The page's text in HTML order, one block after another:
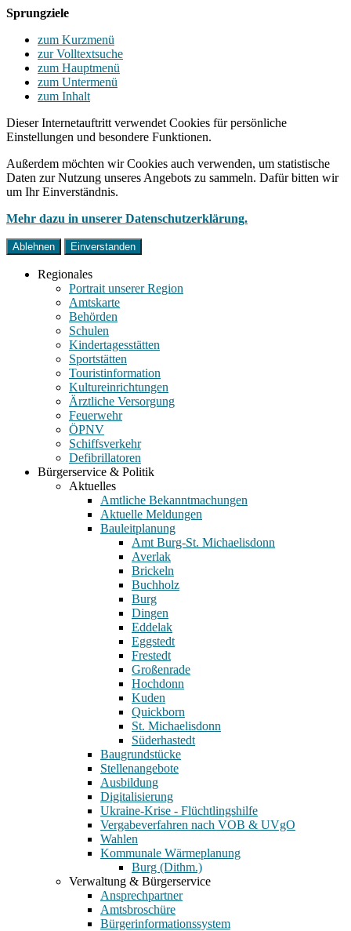
Sprungziele
zum Kurzmenü
zur Volltextsuche
zum Hauptmenü
zum Untermenü
zum Inhalt
Dieser Internetauftritt verwendet Cookies für persönliche
Einstellungen und besondere Funktionen.
Außerdem möchten wir Cookies auch verwenden, um statistische
Daten zur Nutzung unseres Angebots zu sammeln. Dafür bitten wir
um Ihr Einverständnis.
Mehr dazu in unserer Datenschutzerklärung.
Ablehnen Einverstanden
Regionales
Portrait unserer Region
Amtskarte
Behörden
Schulen
Kindertagesstätten
Sportstätten
Touristinformation
Kultureinrichtungen
Ärztliche Versorgung
Feuerwehr
ÖPNV
Schiffsverkehr
Defibrillatoren
Bürgerservice & Politik
Aktuelles
Amtliche Bekanntmachungen
Aktuelle Meldungen
Bauleitplanung
Amt Burg-St. Michaelisdonn
Averlak
Brickeln
Buchholz
Burg
Dingen
Eddelak
Eggstedt
Frestedt
Großenrade
Hochdonn
Kuden
Quickborn
St. Michaelisdonn
Süderhastedt
Baugrundstücke
Stellenangebote
Ausbildung
Digitalisierung
Ukraine-Krise - Flüchtlingshilfe
Vergabeverfahren nach VOB & UVgO
Wahlen
Kommunale Wärmeplanung
Burg (Dithm.)
Verwaltung & Bürgerservice
Ansprechpartner
Amtsbroschüre
Bürgerinformationssystem